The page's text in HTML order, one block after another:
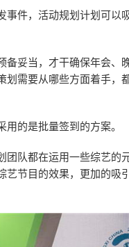
件，活动规划计划可以
备妥当，才干确保年会、
划需要从哪些方面着手，
的是批量签到的方案。
团队都在运用一些综艺的
艺节目的效果，更加的吸